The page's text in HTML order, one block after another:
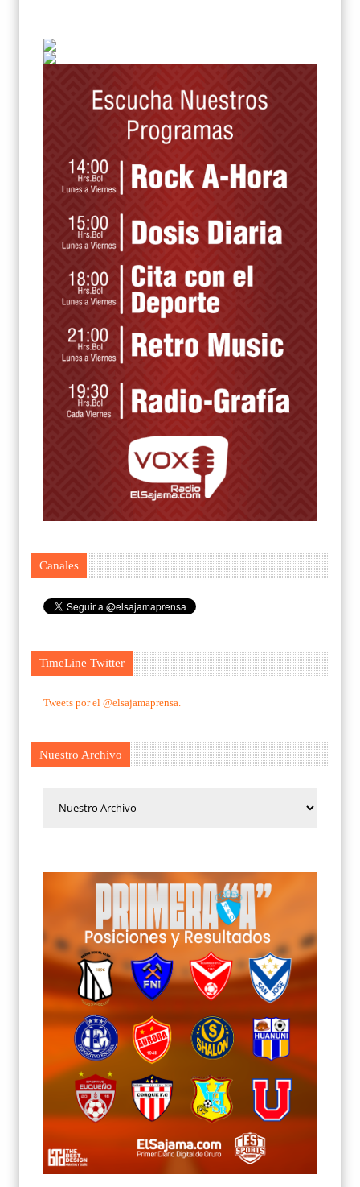
Canales
TimeLine Twitter
Tweets por el @elsajamaprensa.
Nuestro Archivo